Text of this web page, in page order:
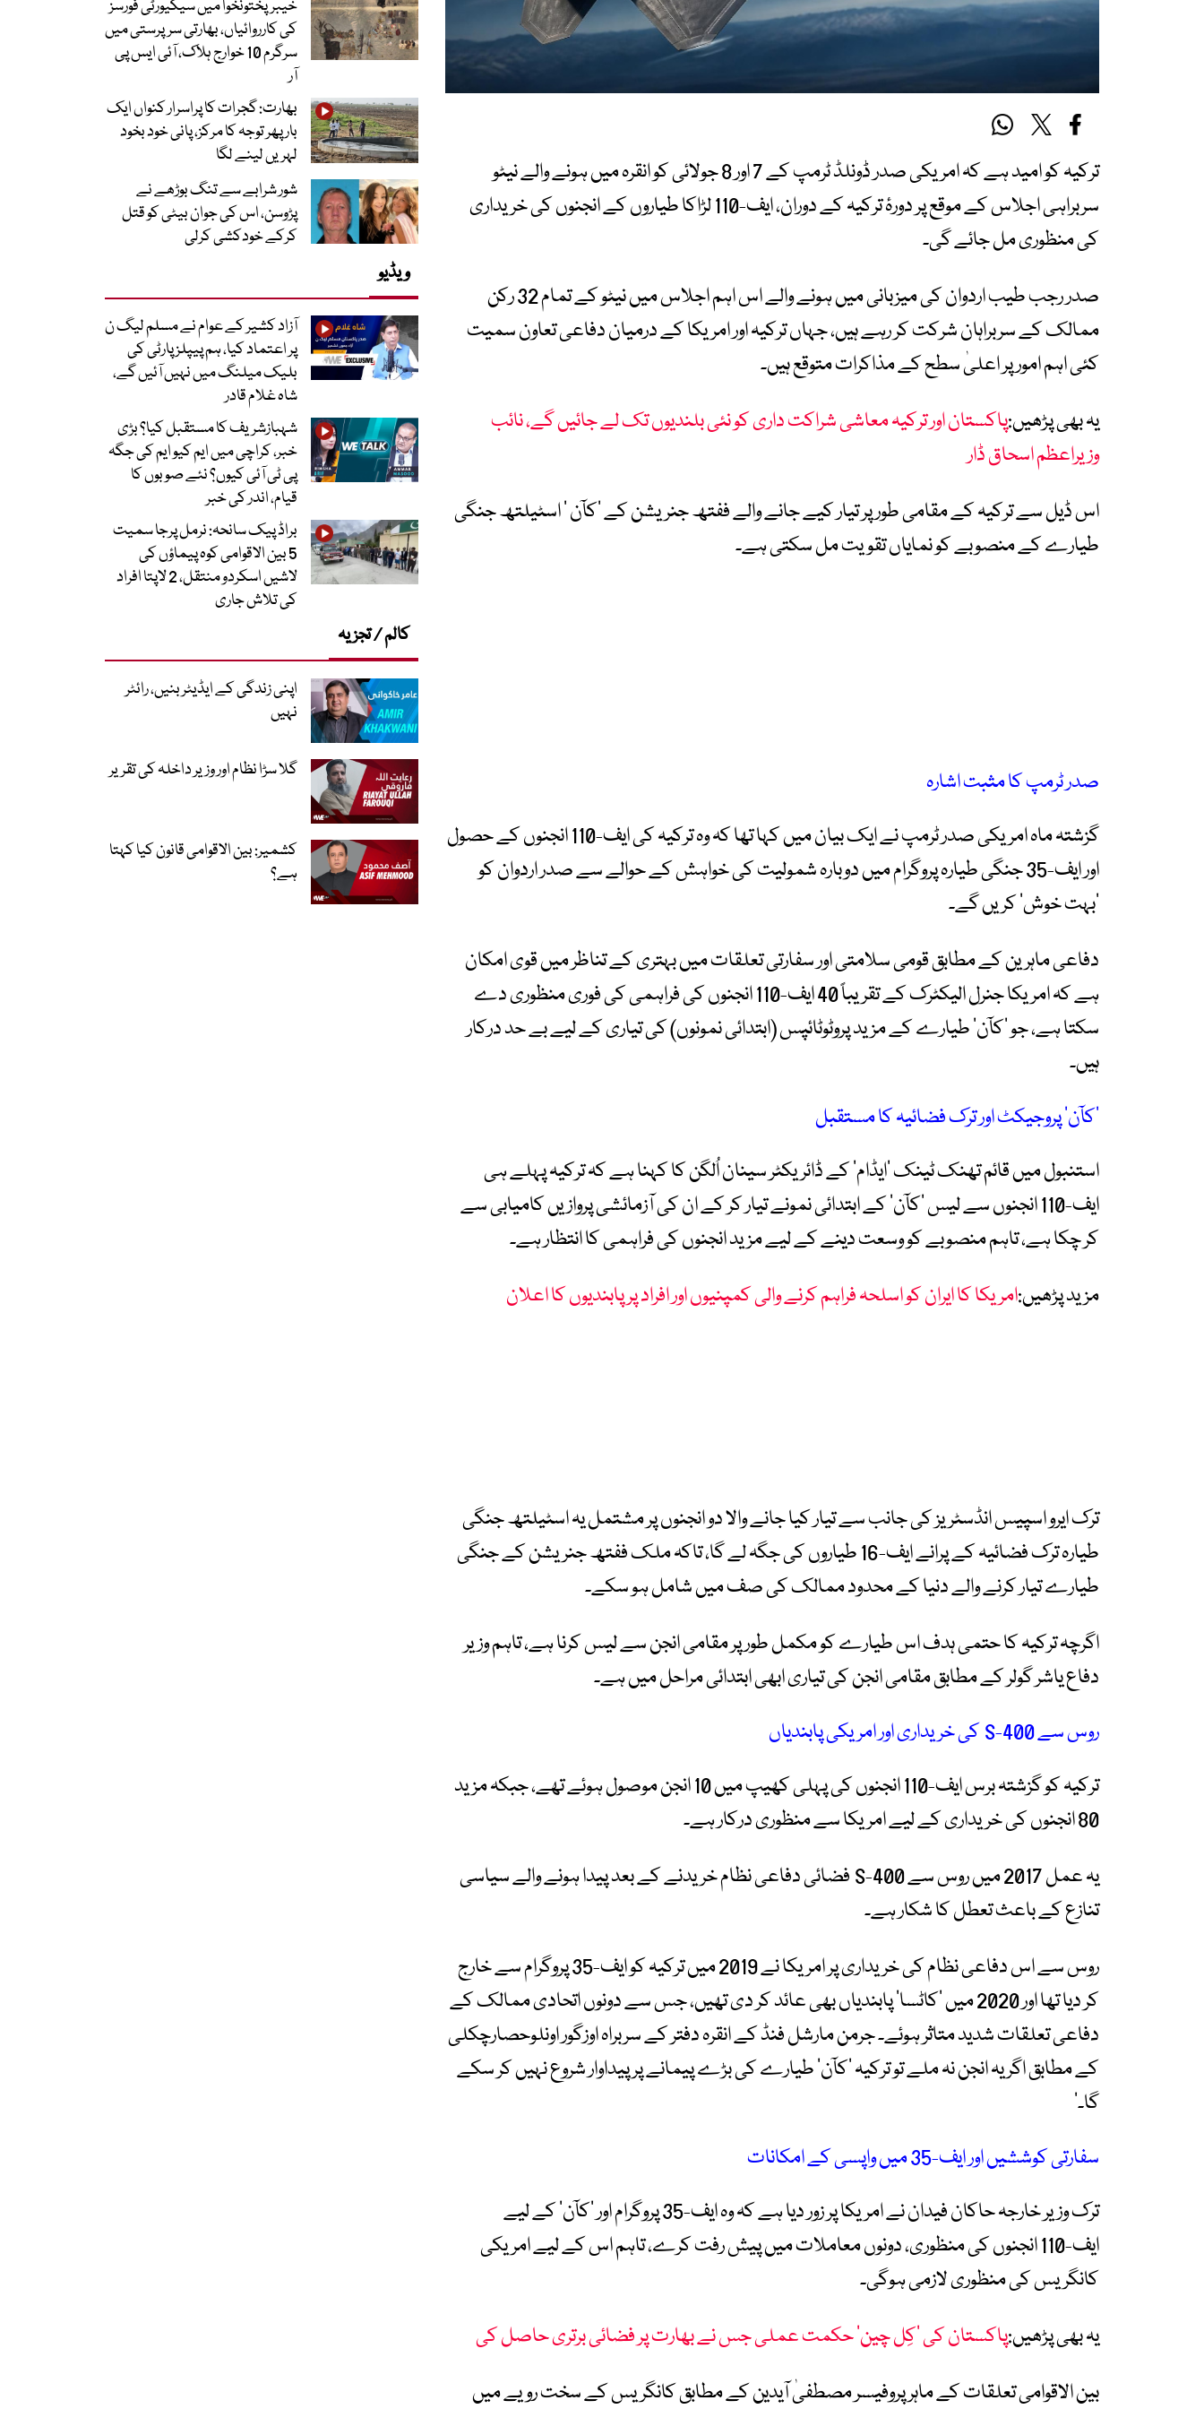
ترکیہ کو امید ہے کہ امریکی صدر ڈونلڈ ٹرمپ کے 7 اور 8 جولائی کو انقرہ میں ہونے والے نیٹو
سربراہی اجلاس کے موقع پر دورۂ ترکیہ کے دوران، ایف-110 لڑاکا طیاروں کے انجنوں کی خریداری
کی منظوری مل جائے گی۔
صدر رجب طیب اردوان کی میزبانی میں ہونے والے اس اہم اجلاس میں نیٹو کے تمام 32 رکن
ممالک کے سربراہان شرکت کر رہے ہیں، جہاں ترکیہ اور امریکا کے درمیان دفاعی تعاون سمیت
کئی اہم امور پر اعلیٰ سطح کے مذاکرات متوقع ہیں۔
یہ بھی پڑھیں:پاکستان اور ترکیہ معاشی شراکت داری کو نئی بلندیوں تک لے جائیں گے، نائب
وزیراعظم اسحاق ڈار
اس ڈیل سے ترکیہ کے مقامی طور پر تیار کیے جانے والے ففتھ جنریشن کے ’کآن ‘ اسٹیلتھ جنگی
طیارے کے منصوبے کو نمایاں تقویت مل سکتی ہے۔
صدر ٹرمپ کا مثبت اشارہ
گزشتہ ماہ امریکی صدر ٹرمپ نے ایک بیان میں کہا تھا کہ وہ ترکیہ کی ایف-110 انجنوں کے حصول
اور ایف-35 جنگی طیارہ پروگرام میں دوبارہ شمولیت کی خواہش کے حوالے سے صدر اردوان کو
’بہت خوش‘ کریں گے۔
دفاعی ماہرین کے مطابق قومی سلامتی اور سفارتی تعلقات میں بہتری کے تناظر میں قوی امکان
ہے کہ امریکا جنرل الیکٹرک کے تقریباً 40 ایف-110 انجنوں کی فراہمی کی فوری منظوری دے
سکتا ہے، جو ’کآن‘ طیارے کے مزید پروٹوٹائپس (ابتدائی نمونوں) کی تیاری کے لیے بے حد درکار
ہیں۔
’کآن‘ پروجیکٹ اور ترک فضائیہ کا مستقبل
استنبول میں قائم تھنک ٹینک ’ایڈام‘ کے ڈائریکٹر سینان اُلگن کا کہنا ہے کہ ترکیہ پہلے ہی
ایف-110 انجنوں سے لیس ’کآن‘ کے ابتدائی نمونے تیار کر کے ان کی آزمائشی پروازیں کامیابی سے
کر چکا ہے، تاہم منصوبے کو وسعت دینے کے لیے مزید انجنوں کی فراہمی کا انتظار ہے۔
مزید پڑھیں:امریکا کا ایران کو اسلحہ فراہم کرنے والی کمپنیوں اور افراد پر پابندیوں کا اعلان
ترک ایرو اسپیس انڈسٹریز کی جانب سے تیار کیا جانے والا دو انجنوں پر مشتمل یہ اسٹیلتھ جنگی
طیارہ ترک فضائیہ کے پرانے ایف-16 طیاروں کی جگہ لے گا، تاکہ ملک ففتھ جنریشن کے جنگی
طیارے تیار کرنے والے دنیا کے محدود ممالک کی صف میں شامل ہو سکے۔
اگرچہ ترکیہ کا حتمی ہدف اس طیارے کو مکمل طور پر مقامی انجن سے لیس کرنا ہے، تاہم وزیر
دفاع یاشر گولر کے مطابق مقامی انجن کی تیاری ابھی ابتدائی مراحل میں ہے۔
روس سے S-400 کی خریداری اور امریکی پابندیاں
ترکیہ کو گزشتہ برس ایف-110 انجنوں کی پہلی کھیپ میں 10 انجن موصول ہوئے تھے، جبکہ مزید
80 انجنوں کی خریداری کے لیے امریکا سے منظوری درکار ہے۔
یہ عمل 2017 میں روس سے S-400 فضائی دفاعی نظام خریدنے کے بعد پیدا ہونے والے سیاسی
تنازع کے باعث تعطل کا شکار ہے۔
روس سے اس دفاعی نظام کی خریداری پر امریکا نے 2019 میں ترکیہ کو ایف-35 پروگرام سے خارج
کر دیا تھا اور 2020 میں ’کاٹسا‘ پابندیاں بھی عائد کر دی تھیں، جس سے دونوں اتحادی ممالک کے
دفاعی تعلقات شدید متاثر ہوئے۔ جرمن مارشل فنڈ کے انقرہ دفتر کے سربراہ اوزگور اونلوحصارچکلی
کے مطابق اگر یہ انجن نہ ملے تو ترکیہ ’کآن‘ طیارے کی بڑے پیمانے پر پیداوار شروع نہیں کر سکے
گا۔‘
سفارتی کوششیں اور ایف-35 میں واپسی کے امکانات
ترک وزیر خارجہ حاکان فیدان نے امریکا پر زور دیا ہے کہ وہ ایف-35 پروگرام اور ’کآن‘ کے لیے
ایف-110 انجنوں کی منظوری، دونوں معاملات میں پیش رفت کرے، تاہم اس کے لیے امریکی
کانگریس کی منظوری لازمی ہوگی۔
یہ بھی پڑھیں:پاکستان کی ’کِل چین‘ حکمت عملی جس نے بھارت پر فضائی برتری حاصل کی
بین الاقوامی تعلقات کے ماہر پروفیسر مصطفیٰ آیدین کے مطابق کانگریس کے سخت رویے میں
خیبرپختونخوا میں سیکیورٹی فورسز
کی کارروائیاں، بھارتی سرپرستی میں
سرگرم 10 خوارج ہلاک، آئی ایس پی
آر
بھارت: گجرات کا پراسرار کنواں ایک
بار پھر توجہ کا مرکز، پانی خود بخود
لہریں لینے لگا
شور شرابے سے تنگ بوڑھے نے
پڑوسن، اس کی جوان بیٹی کو قتل
کرکے خودکشی کرلی
ویڈیو
آزاد کشیر کے عوام نے مسلم لیگ ن
پر اعتماد کیا، ہم پیپلز پارٹی کی
بلیک میلنگ میں نہیں آئیں گے،
شاہ غلام قادر
شہبازشریف کا مستقبل کیا؟ بڑی
خبر، کراچی میں ایم کیو ایم کی جگہ
پی ٹی آئی کیوں؟ نئے صوبوں کا
قیام، اندر کی خبر
براڈ پیک سانحہ: نرمل پرجا سمیت
5 بین الاقوامی کوہ پیماؤں کی
لاشیں اسکردو منتقل، 2 لاپتا افراد
کی تلاش جاری
کالم / تجزیہ
اپنی زندگی کے ایڈیٹر بنیں، رائٹر
نہیں
گلا سڑا نظام اور وزیر داخلہ کی تقریر
کشمیر: بین الاقوامی قانون کیا کہتا
ہے؟